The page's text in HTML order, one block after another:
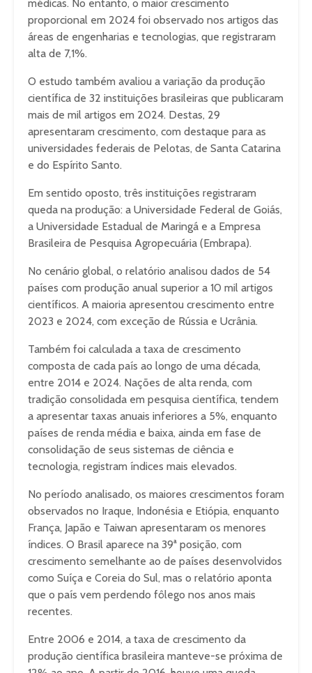
médicas. No entanto, o maior crescimento
proporcional em 2024 foi observado nos artigos das
áreas de engenharias e tecnologias, que registraram
alta de 7,1%.
O estudo também avaliou a variação da produção
científica de 32 instituições brasileiras que publicaram
mais de mil artigos em 2024. Destas, 29
apresentaram crescimento, com destaque para as
universidades federais de Pelotas, de Santa Catarina
e do Espírito Santo.
Em sentido oposto, três instituições registraram
queda na produção: a Universidade Federal de Goiás,
a Universidade Estadual de Maringá e a Empresa
Brasileira de Pesquisa Agropecuária (Embrapa).
No cenário global, o relatório analisou dados de 54
países com produção anual superior a 10 mil artigos
científicos. A maioria apresentou crescimento entre
2023 e 2024, com exceção de Rússia e Ucrânia.
Também foi calculada a taxa de crescimento
composta de cada país ao longo de uma década,
entre 2014 e 2024. Nações de alta renda, com
tradição consolidada em pesquisa científica, tendem
a apresentar taxas anuais inferiores a 5%, enquanto
países de renda média e baixa, ainda em fase de
consolidação de seus sistemas de ciência e
tecnologia, registram índices mais elevados.
No período analisado, os maiores crescimentos foram
observados no Iraque, Indonésia e Etiópia, enquanto
França, Japão e Taiwan apresentaram os menores
índices. O Brasil aparece na 39ª posição, com
crescimento semelhante ao de países desenvolvidos
como Suíça e Coreia do Sul, mas o relatório aponta
que o país vem perdendo fôlego nos anos mais
recentes.
Entre 2006 e 2014, a taxa de crescimento da
produção científica brasileira manteve-se próxima de